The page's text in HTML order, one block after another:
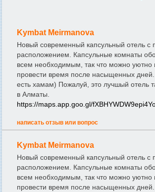
Kymbat Meirmanova
Новый современный капсульный отель с
расположением. Капсульные комнаты
всем необходимым, так что можно уютно
провести время после насыщенных дней.
есть хамам) Пожалуй, это лучшый отель
в Алматы.
https://maps.app.goo.gl/
написать отзыв или вопрос
Kymbat Meirmanova
Новый современный капсульный отель с
расположением. Капсульные комнаты
всем необходимым, так что можно уютно
провести время после насыщенных дней.